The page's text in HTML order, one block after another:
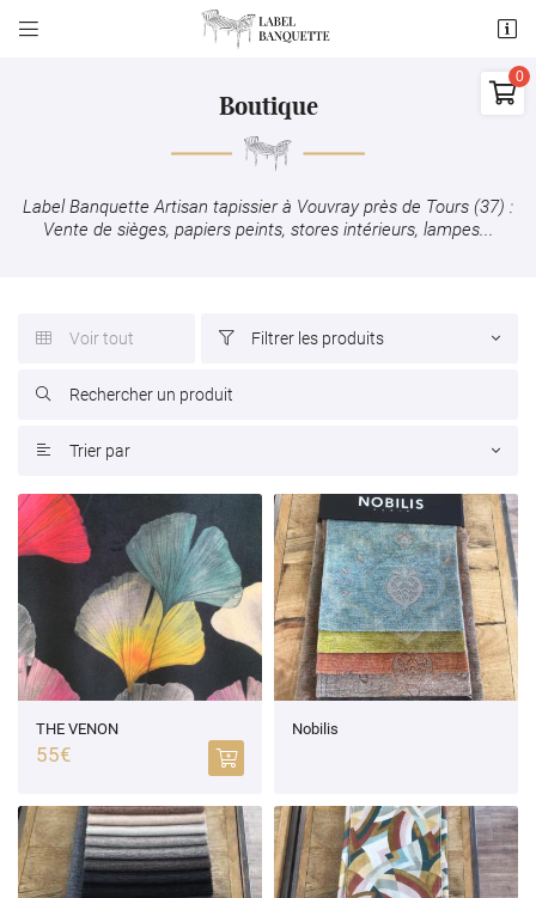
 

Il n'y a aucun produit dans votre panier
0
Rafraîchir le captcha
En cochant cette case, vous consentez à recevoir nos propositions commerciales à
l'adresse email indiqué ci-dessus. Vous pouvez vous désinscrire à tout moment en
utilisant
le formulaire de désinscription
Inscription
Boutique
Label Banquette Artisan tapissier à Vouvray près de Tours (37) :
Vente de sièges, papiers peints, stores intérieurs, lampes...
 Voir tout  Filtrer les produits

 Trier par
THE VENON
55€
Nobilis